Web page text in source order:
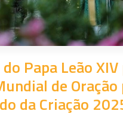
Papa Leão
de Oração
da Criação